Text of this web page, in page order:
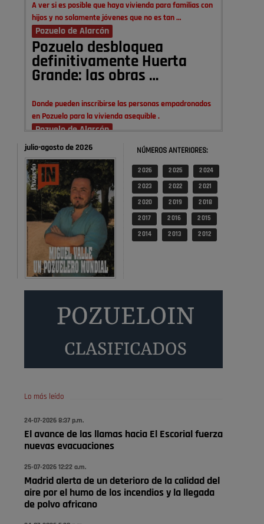
A ver si es posible que haya vivienda para familias con
hijos y no solamente jóvenes que no es tan …
Pozuelo de Alarcón
Pozuelo desbloquea
definitivamente Huerta
Grande: las obras …
Donde pueden inscribirse las personas empadronados
en Pozuelo para la vivienda asequible .
Pozuelo de Alarcón
Pozuelo desbloquea
definitivamente Huerta
Grande: las obras …
También pienso que si no fuéramos tan sucios no haría
falta denunciar nada
Pozuelo de Alarcón
Quejas por el deterioro de
la limpieza …
Pozuelo de Alarcón
🔴 EXCLUSIVA | El comisario
de la …
😆Durán menos qué un caramelo en la puerta de un
Pozuelo de Alarcón
🔴 EXCLUSIVA | El comisario
de la …
Pozuelo de Alarcón
🔴 EXCLUSIVA | El comisario
de la …
julio-agosto de 2026 NÚMEROS ANTERIORES:
2 026 2 025 2 024
2 023 2 022 2 021
2 020 2 019 2 018
2 017 2 016 2 015
2 014 2 013 2 012
Lo más leído
24-07-2026 8:37 p.m.
El avance de las llamas hacia El Escorial fuerza
nuevas evacuaciones
25-07-2026 12:22 a.m.
Madrid alerta de un deterioro de la calidad del
aire por el humo de los incendios y la llegada
de polvo africano